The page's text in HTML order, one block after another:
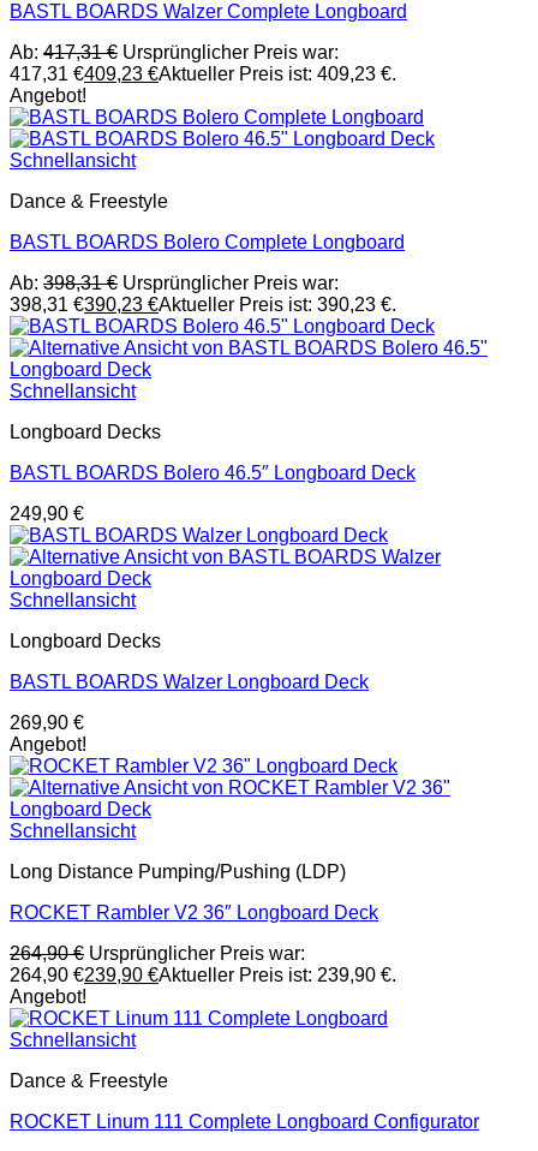
BASTL BOARDS Walzer Complete Longboard
Ab: 417,31€ Ursprünglicher Preis war:
417,31 €409,23 €Aktueller Preis ist: 409,23 €.
Angebot!
Schnellansicht
Dance & Freestyle
BASTL BOARDS Bolero Complete Longboard
Ab: 398,31€ Ursprünglicher Preis war:
398,31 €390,23 €Aktueller Preis ist: 390,23 €.
Schnellansicht
Longboard Decks
BASTL BOARDS Bolero 46.5″ Longboard Deck
249,90 €
Schnellansicht
Longboard Decks
BASTL BOARDS Walzer Longboard Deck
269,90 €
Angebot!
Schnellansicht
Long Distance Pumping/Pushing (LDP)
ROCKET Rambler V2 36″ Longboard Deck
264,90€ Ursprünglicher Preis war:
264,90 €239,90 €Aktueller Preis ist: 239,90 €.
Angebot!
Schnellansicht
Dance & Freestyle
ROCKET Linum 111 Complete Longboard Configurator